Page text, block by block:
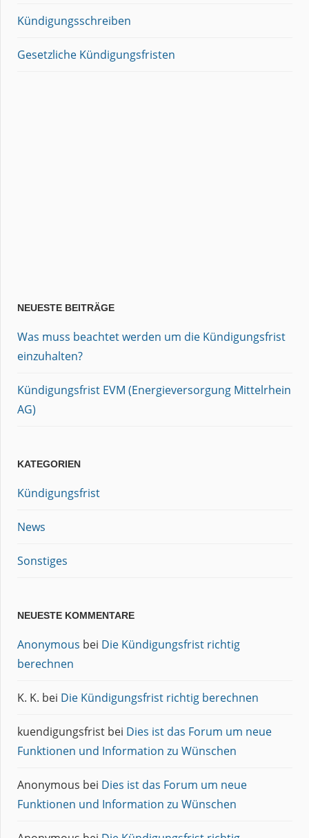
Kündigungsschreiben
Gesetzliche Kündigungsfristen
NEUESTE BEITRÄGE
Was muss beachtet werden um die Kündigungsfrist
einzuhalten?
Kündigungsfrist EVM (Energieversorgung Mittelrhein
AG)
KATEGORIEN
Kündigungsfrist
News
Sonstiges
NEUESTE KOMMENTARE
Anonymous bei Die Kündigungsfrist richtig
berechnen
K. K. bei Die Kündigungsfrist richtig berechnen
kuendigungsfrist bei Dies ist das Forum um neue
Funktionen und Information zu Wünschen
Anonymous bei Dies ist das Forum um neue
Funktionen und Information zu Wünschen